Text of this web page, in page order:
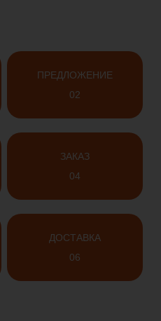
ПРЕДЛОЖЕНИЕ
02
ЗАКАЗ
04
ДОСТАВКА
06